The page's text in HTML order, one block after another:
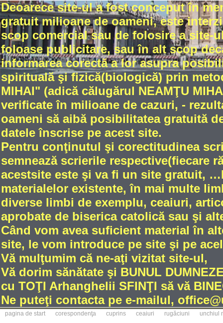
Deoarece site-ul a fost conceput în
gratuit milioane de oameni, este
scop comercial sau de folosire a site-
foloase publicitare, sau în alt scop
informarea corectă a lor asupra
spirituală şi fizică(biologică) prin
MIHAI" (adică călugărul NEAMŢU
verificate în milioane de cazuri, -
oameni să aibă posibilitatea gratuită
datele înscrise pe acest site.
Pentru conţinutul şi corectitudinea
semnează scrierile respective(fiecare
acestsite este şi va fi un site gratuit,
materialelor existente, în mai multe
diverse limbi de exemplu, ceaiuri,
aprobate de biserica catolică sau şi
Când vom avea suficient material în
site, le vom introduce pe site şi pe
Vă mulţumim că ne-aţi vizitat site-ul,
Vă dorim sănătate şi BUNUL
cu TOŢI Arhanghelii SFINŢI să vă
Ne puteţi contacta pe e-mailul,
pagina de start corespondenţa cuprins ceaiuri rugăciuni unchiul